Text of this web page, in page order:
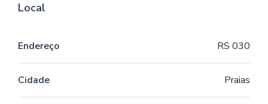
Local
Endereço RS 030
Cidade Praias